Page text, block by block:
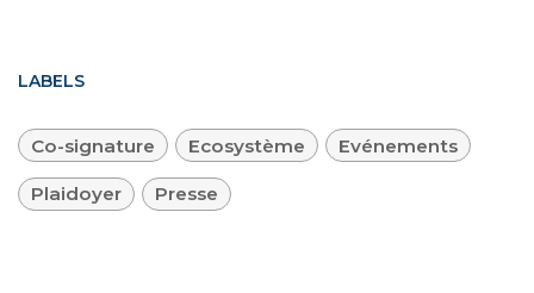
LABELS
Co-signature Ecosystème Evénements
Plaidoyer Presse